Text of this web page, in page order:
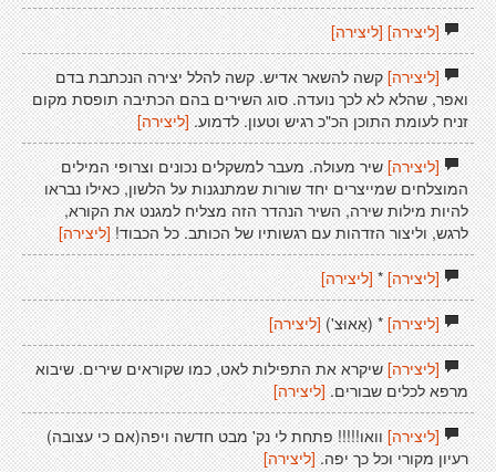
[ליצירה] [ליצירה]
[ליצירה]קשה להשאר אדיש. קשה להלל יצירה הנכתבת בדם
ואפר, שהלא לא לכך נועדה. סוג השירים בהם הכתיבה תופסת מקום
זניח לעומת התוכן הכ"כ רגיש וטעון. לדמוע. [ליצירה]
[ליצירה]שיר מעולה. מעבר למשקלים נכונים וצרופי המילים
המוצלחים שמייצרים יחד שורות שמתנגנות על הלשון, כאילו נבראו
להיות מילות שירה, השיר הנהדר הזה מצליח למגנט את הקורא,
לרגש, וליצור הזדהות עם רגשותיו של הכותב. כל הכבוד![ליצירה]
[ליצירה]*[ליצירה]
[ליצירה]* (אֵאוּצ') [ליצירה]
[ליצירה]שיקרא את התפילות לאט, כמו שקוראים שירים. שיבוא
מרפא לכלים שבורים.[ליצירה]
[ליצירה]וואו!!!!! פתחת לי נק' מבט חדשה ויפה(אם כי עצובה)
רעיון מקורי וכל כך יפה. [ליצירה]